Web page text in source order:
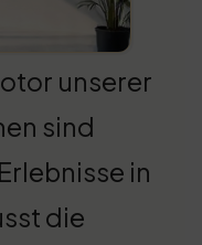
unserer
sind
in
die